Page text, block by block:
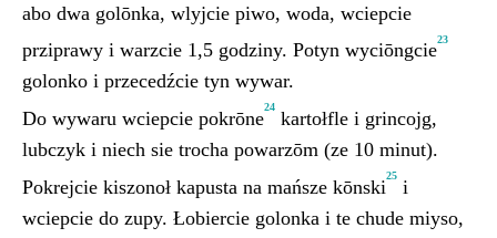
abo dwa golōnka, wlyjcie piwo, woda, wciepcie
prziprawy i warzcie 1,5 godziny. Potyn wyciōngcie
23
golonko i przecedźcie tyn wywar.
Do wywaru wciepcie pokrōne
24
kartołfle i grincojg,
lubczyk i niech sie trocha powarzōm (ze 10 minut).
Pokrejcie kiszonoł kapusta na mańsze kōnski
25
i
wciepcie do zupy. Łobiercie golonka i te chude miyso,